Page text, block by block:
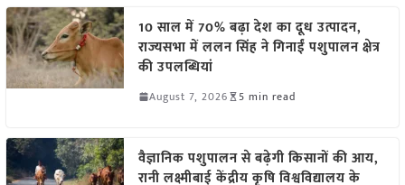
10 साल में 70% बढ़ा देश का दूध उत्पादन,
राज्यसभा में ललन सिंह ने गिनाईं पशुपालन क्षेत्र
की उपलब्धियां
August 7, 2026 5 min read
वैज्ञानिक पशुपालन से बढ़ेगी किसानों की आय,
रानी लक्ष्मीबाई केंद्रीय कृषि विश्वविद्यालय के